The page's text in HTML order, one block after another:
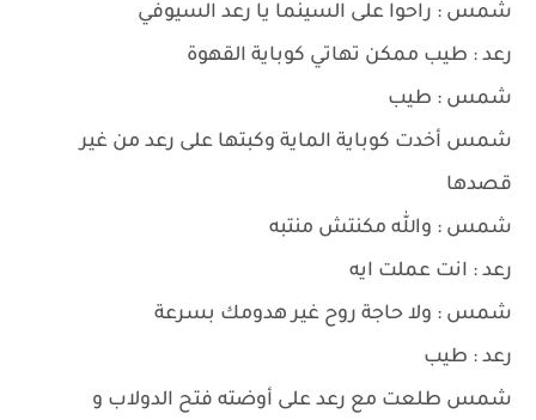
شمس : راحوا على السينما يا رعد السيوفي
رعد : طيب ممكن تهاتي كوباية القهوة
شمس : طيب
شمس أخدت كوباية الماية وكبتها على رعد من غير
قصدها
شمس : والله مكنتش منتبه
رعد : انت عملت ايه
شمس : ولا حاجة روح غير هدومك بسرعة
رعد : طيب
شمس طلعت مع رعد على أوضته فتح الدولاب و